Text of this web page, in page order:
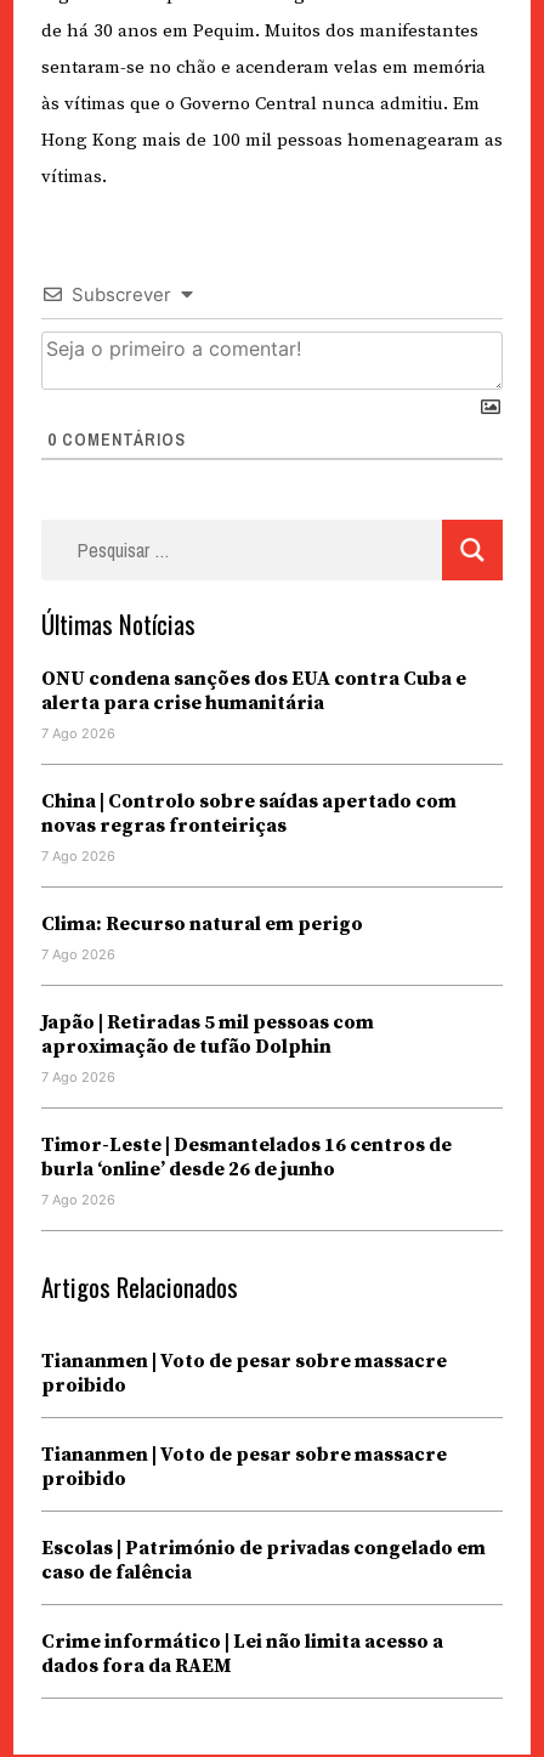
de há 30 anos em Pequim. Muitos dos manifestantes
sentaram-se no chão e acenderam velas em memória
às vítimas que o Governo Central nunca admitiu. Em
Hong Kong mais de 100 mil pessoas homenagearam as
vítimas.
Subscrever
0 COMENTÁRIOS
Últimas Notícias
ONU condena sanções dos EUA contra Cuba e
alerta para crise humanitária
7 Ago 2026
China | Controlo sobre saídas apertado com
novas regras fronteiriças
7 Ago 2026
Clima: Recurso natural em perigo
7 Ago 2026
Japão | Retiradas 5 mil pessoas com
aproximação de tufão Dolphin
7 Ago 2026
Timor-Leste | Desmantelados 16 centros de
burla ‘online’ desde 26 de junho
7 Ago 2026
Artigos Relacionados
Tiananmen | Voto de pesar sobre massacre
proibido
Tiananmen | Voto de pesar sobre massacre
proibido
Escolas | Património de privadas congelado em
caso de falência
Crime informático | Lei não limita acesso a
dados fora da RAEM